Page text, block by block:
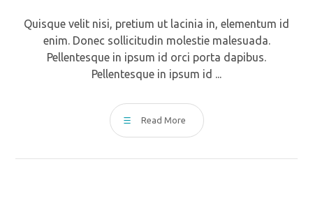
Quisque velit nisi, pretium ut lacinia in, elementum id
enim. Donec sollicitudin molestie malesuada.
Pellentesque in ipsum id orci porta dapibus.
Pellentesque in ipsum id ...
Read More